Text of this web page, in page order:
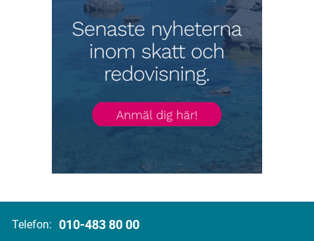
Telefon: 010-483 80 00